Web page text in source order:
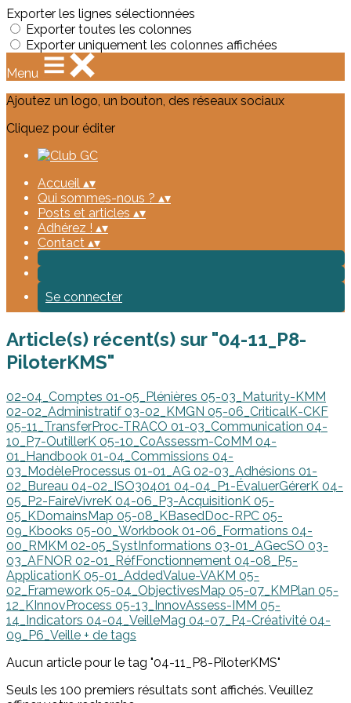
Exporter les lignes sélectionnées
Exporter toutes les colonnes
Exporter uniquement les colonnes affichées
Menu
Ajoutez un logo, un bouton, des réseaux sociaux
Cliquez pour éditer
Accueil ▴▾
Qui sommes-nous ? ▴▾
Posts et articles ▴▾
Adhérez ! ▴▾
Contact ▴▾
Se connecter
Article(s) récent(s) sur "04-11_P8-
PiloterKMS"
02-04_Comptes 01-05_Plénières 05-03_Maturity-KMM
02-02_Administratif 03-02_KMGN 05-06_CriticalK-CKF
05-11_TransferProc-TRACO 01-03_Communication 04-
10_P7-OutillerK 05-10_CoAssessm-CoMM 04-
01_Handbook 01-04_Commissions 04-
03_ModèleProcessus 01-01_AG 02-03_Adhésions 01-
02_Bureau 04-02_ISO30401 04-04_P1-ÉvaluerGérerK 04-
05_P2-FaireVivreK 04-06_P3-AcquisitionK 05-
05_KDomainsMap 05-08_KBasedDoc-RPC 05-
09_Kbooks 05-00_Workbook 01-06_Formations 04-
00_RMKM 02-05_SystInformations 03-01_AGecSO 03-
03_AFNOR 02-01_RéfFonctionnement 04-08_P5-
ApplicationK 05-01_AddedValue-VAKM 05-
02_Framework 05-04_ObjectivesMap 05-07_KMPlan 05-
12_KInnovProcess 05-13_InnovAssess-IMM 05-
14_Indicators 04-04_VeilleMag 04-07_P4-Créativité 04-
09_P6_Veille + de tags
Aucun article pour le tag "04-11_P8-PiloterKMS"
Seuls les 100 premiers résultats sont affichés. Veuillez